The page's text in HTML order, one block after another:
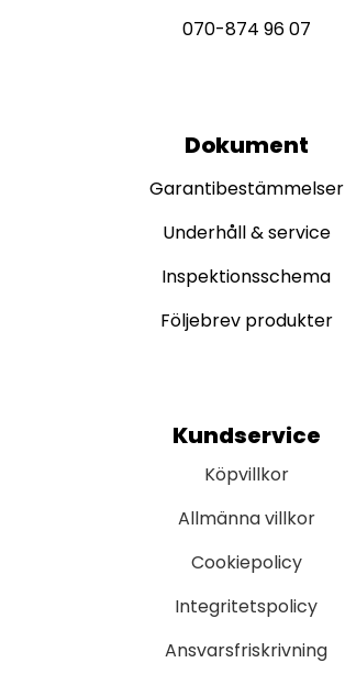
070-874 96 07
Dokument
Garantibestämmelser
Underhåll & service
Inspektionsschema
Följebrev produkter
Kundservice
Köpvillkor
Allmänna villkor
Cookiepolicy
Integritetspolicy
Ansvarsfriskrivning